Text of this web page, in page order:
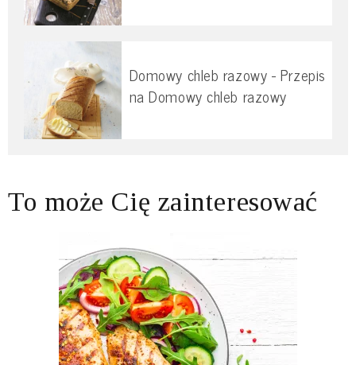
Domowy chleb razowy - Przepis
na Domowy chleb razowy
To może Cię zainteresować